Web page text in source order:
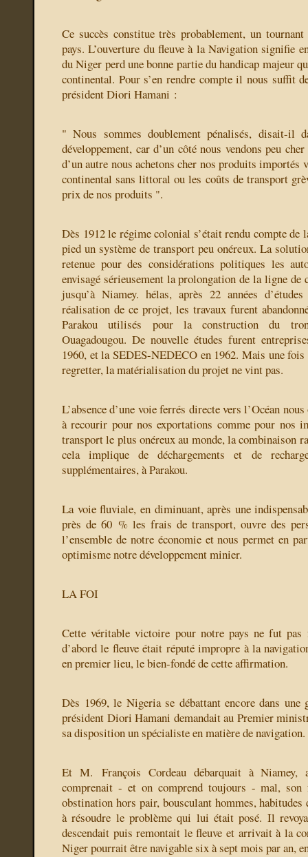
Ce succès constitue très probablement, un
pays. L’ouverture du fleuve à la Navigation signifie
du Niger perd une bonne partie du handicap majeur
continental. Pour s’en rendre compte il nous suffit
président Diori Hamani :
" Nous sommes doublement pénalisés, disait-il
développement, car d’un côté nous vendons peu
d’un autre nous achetons cher nos produits importés
continental sans littoral ou les coûts de transport
prix de nos produits ".
Dès 1912 le régime colonial s’était rendu compte de
pied un système de transport peu onéreux. La
retenue pour des considérations politiques les
envisagé sérieusement la prolongation de la ligne de
jusqu’à Niamey. hélas, après 22 années
réalisation de ce projet, les travaux furent
Parakou utilisés pour la construction du
Ouagadougou. De nouvelle études furent
1960, et la SEDES-NEDECO en 1962. Mais une
regretter, la matérialisation du projet ne vint pas.
L’absence d’une voie ferrés directe vers l’Océan
à recourir pour nos exportations comme pour nos
transport le plus onéreux au monde, la combinaison
cela implique de déchargements et de
supplémentaires, à Parakou.
La voie fluviale, en diminuant, après une
près de 60 % les frais de transport, ouvre des
l’ensemble de notre économie et nous permet en
optimisme notre développement minier.
LA FOI
Cette véritable victoire pour notre pays ne fut pas
d’abord le fleuve était réputé impropre à la
en premier lieu, le bien-fondé de cette affirmation.
Dès 1969, le Nigeria se débattant encore dans
président Diori Hamani demandait au Premier
sa disposition un spécialiste en matière de navigation.
Et M. François Cordeau débarquait à Niamey,
comprenait - et on comprend toujours - mal, son
obstination hors pair, bousculant hommes,
à résoudre le problème qui lui était posé. Il
descendait puis remontait le fleuve et arrivait à la
Niger pourrait être navigable six à sept mois par an,